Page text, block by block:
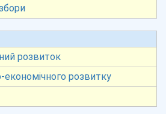
розвиток
економічного розвитку